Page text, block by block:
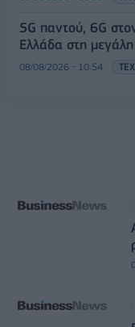
5G παντού, 6G
Ελλάδα στη
08/08/2026 - 10:54